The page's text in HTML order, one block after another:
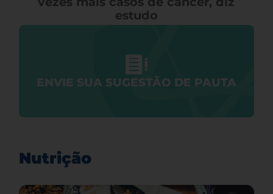
estudo
ENVIE SUA SUGESTÃO DE PAUTA
Nutrição